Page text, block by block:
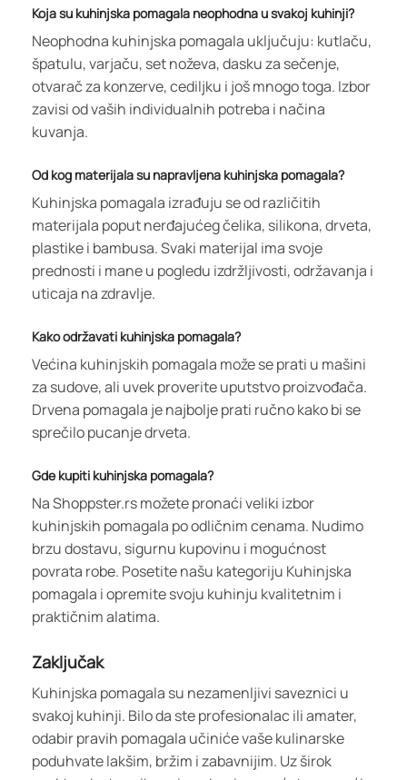
Koja su kuhinjska pomagala neophodna u svakoj kuhinji?
Neophodna kuhinjska pomagala uključuju: kutlaču,
špatulu, varjaču, set noževa, dasku za sečenje,
otvarač za konzerve, cediljku i još mnogo toga. Izbor
zavisi od vaših individualnih potreba i načina
kuvanja.
Od kog materijala su napravljena kuhinjska pomagala?
Kuhinjska pomagala izrađuju se od različitih
materijala poput nerđajućeg čelika, silikona, drveta,
plastike i bambusa. Svaki materijal ima svoje
prednosti i mane u pogledu izdržljivosti, održavanja i
uticaja na zdravlje.
Kako održavati kuhinjska pomagala?
Većina kuhinjskih pomagala može se prati u mašini
za sudove, ali uvek proverite uputstvo proizvođača.
Drvena pomagala je najbolje prati ručno kako bi se
sprečilo pucanje drveta.
Gde kupiti kuhinjska pomagala?
Na Shoppster.rs možete pronaći veliki izbor
kuhinjskih pomagala po odličnim cenama. Nudimo
brzu dostavu, sigurnu kupovinu i mogućnost
povrata robe. Posetite našu kategoriju Kuhinjska
pomagala i opremite svoju kuhinju kvalitetnim i
praktičnim alatima.
Zaključak
Kuhinjska pomagala su nezamenljivi saveznici u
svakoj kuhinji. Bilo da ste profesionalac ili amater,
odabir pravih pomagala učiniće vaše kulinarske
poduhvate lakšim, bržim i zabavnijim. Uz širok